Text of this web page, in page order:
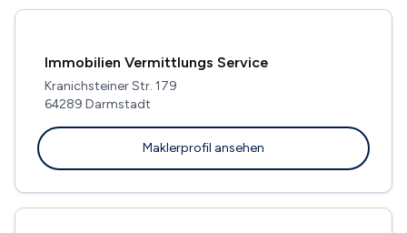
Immobilien Vermittlungs Service
Kranichsteiner Str. 179
64289 Darmstadt
Maklerprofil ansehen